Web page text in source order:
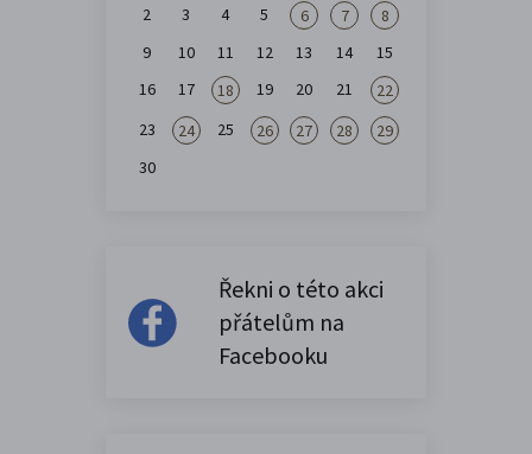
2
3 4 5 6 7
8
9
10 11 12 13 14
15
16
17 18 19 20 21
22
23
24 25 26 27 28
29
30
Řekni o této akci
přátelům na
Facebooku